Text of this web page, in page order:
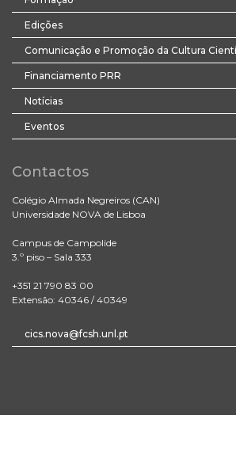
Edições
Comunicação e Promoção da Cultura
Financiamento PRR
Notícias
Eventos
Contactos
Colégio Almada Negreiros (CAN)
Universidade NOVA de Lisboa
Campus de Campolide
3.º piso – Sala 333
+351 21 790 83 00
Extensão: 40346 / 40349
cics.nova@fcsh.unl.pt